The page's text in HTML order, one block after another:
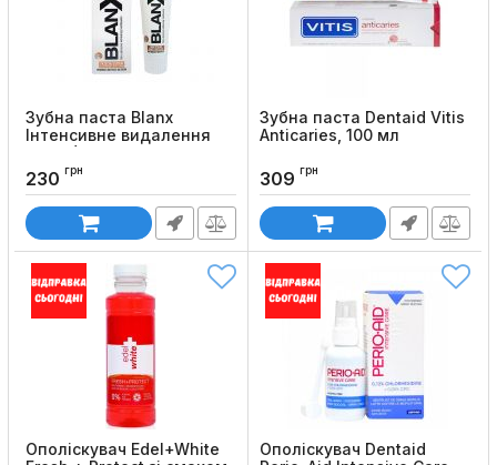
Зубна паста Blanx
Інтенсивне видалення
плям (75 мл)
Код товару:
230 грн
Зубна паста Dentaid Vitis
Anticaries, 100 мл
309 грн
Ополіскувач Edel+White
Ополіскувач Dentaid